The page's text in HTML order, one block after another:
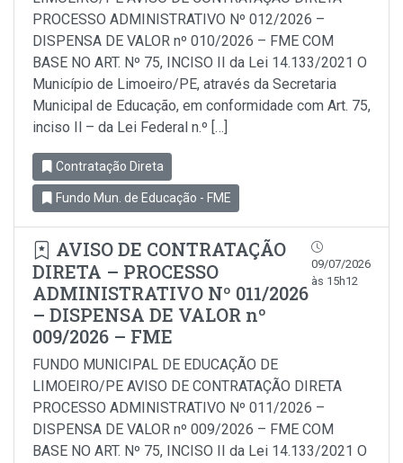
PROCESSO ADMINISTRATIVO Nº 012/2026 –
DISPENSA DE VALOR nº 010/2026 – FME COM
BASE NO ART. Nº 75, INCISO II da Lei 14.133/2021 O
Município de Limoeiro/PE, através da Secretaria
Municipal de Educação, em conformidade com Art. 75,
inciso Il – da Lei Federal n.º […]
Contratação Direta
Fundo Mun. de Educação - FME
AVISO DE CONTRATAÇÃO
DIRETA – PROCESSO
ADMINISTRATIVO Nº 011/2026
– DISPENSA DE VALOR nº
009/2026 – FME
09/07/2026
às 15h12
FUNDO MUNICIPAL DE EDUCAÇÃO DE
LIMOEIRO/PE AVISO DE CONTRATAÇÃO DIRETA
PROCESSO ADMINISTRATIVO Nº 011/2026 –
DISPENSA DE VALOR nº 009/2026 – FME COM
BASE NO ART. Nº 75, INCISO II da Lei 14.133/2021 O